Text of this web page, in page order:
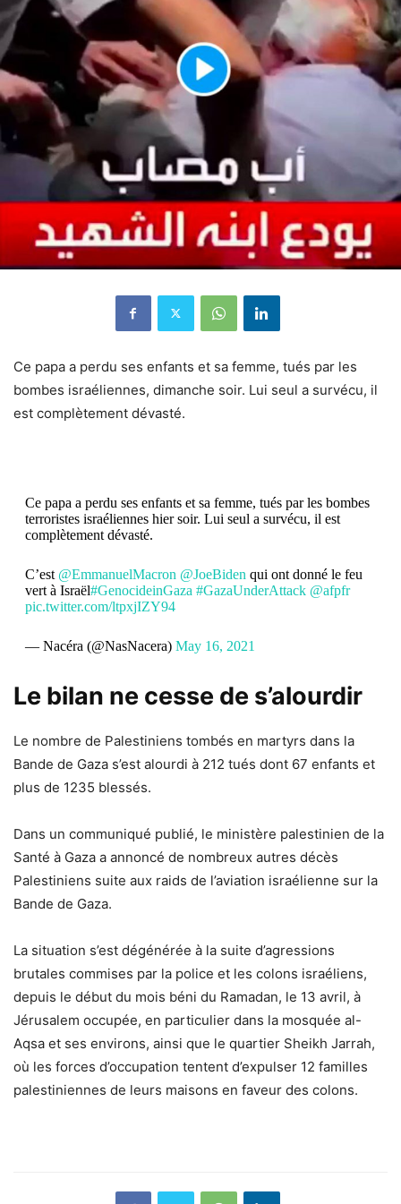
Ce papa a perdu ses enfants et sa femme, tués par les
bombes israéliennes, dimanche soir. Lui seul a survécu, il
est complètement dévasté.
Ce papa a perdu ses enfants et sa femme, tués par les bombes
terroristes israéliennes hier soir. Lui seul a survécu, il est
complètement dévasté.
C’est @EmmanuelMacron @JoeBiden qui ont donné le feu
vert à Israël#GenocideinGaza #GazaUnderAttack @afpfr
pic.twitter.com/ltpxjIZY94
— Nacéra (@NasNacera) May 16, 2021
Le bilan ne cesse de s’alourdir
Le nombre de Palestiniens tombés en martyrs dans la
Bande de Gaza s’est alourdi à 212 tués dont 67 enfants et
plus de 1235 blessés.
Dans un communiqué publié, le ministère palestinien de la
Santé à Gaza a annoncé de nombreux autres décès
Palestiniens suite aux raids de l’aviation israélienne sur la
Bande de Gaza.
La situation s’est dégénérée à la suite d’agressions
brutales commises par la police et les colons israéliens,
depuis le début du mois béni du Ramadan, le 13 avril, à
Jérusalem occupée, en particulier dans la mosquée al-
Aqsa et ses environs, ainsi que le quartier Sheikh Jarrah,
où les forces d’occupation tentent d’expulser 12 familles
palestiniennes de leurs maisons en faveur des colons.